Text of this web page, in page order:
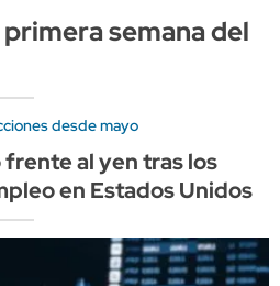
semana del
desde mayo
al yen tras los
en Estados Unidos